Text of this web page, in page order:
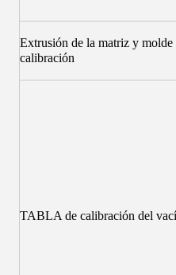
Extrusión de la matriz y molde
calibración
TABLA de calibración del